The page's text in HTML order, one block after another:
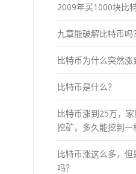
2009年买1000块比
九章能破解比特币吗
比特币为什么突然涨
比特币是什么？
比特币涨到25万，
挖矿，多久能挖到一
比特币涨这么多，
吗？